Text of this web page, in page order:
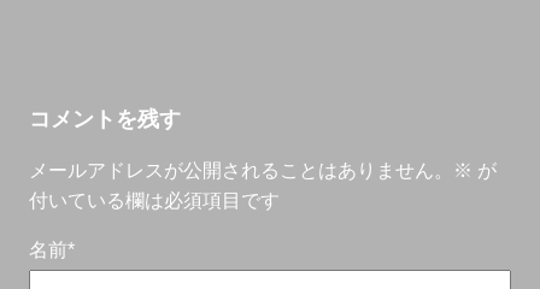
コメントを残す
メールアドレスが公開されることはありません。 ※ が
付いている欄は必須項目です
名前*